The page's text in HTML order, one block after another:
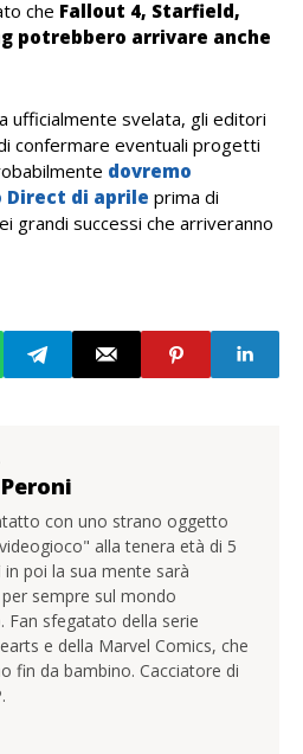
che Fallout 4, Starfield,
potrebbero arrivare anche
ufficialmente svelata, gli editori
confermare eventuali progetti
dovremo
di aprile prima di
grandi successi che arriveranno
con uno strano oggetto
alla tenera età di 5
in poi la sua mente sarà
sempre sul mondo
Fan sfegatato della serie
e della Marvel Comics, che
fin da bambino. Cacciatore di